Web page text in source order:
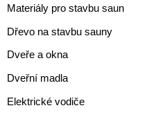
Materiály pro stavbu saun
Dřevo na stavbu sauny
Dveře a okna
Dveřní madla
Elektrické vodiče